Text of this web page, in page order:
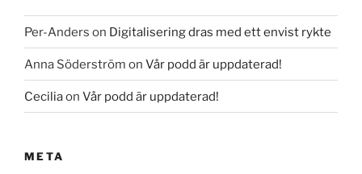
Per-Anders on Digitalisering dras med ett envist rykte
Anna Söderström on Vår podd är uppdaterad!
Ceciliaon Vår podd är uppdaterad!
META